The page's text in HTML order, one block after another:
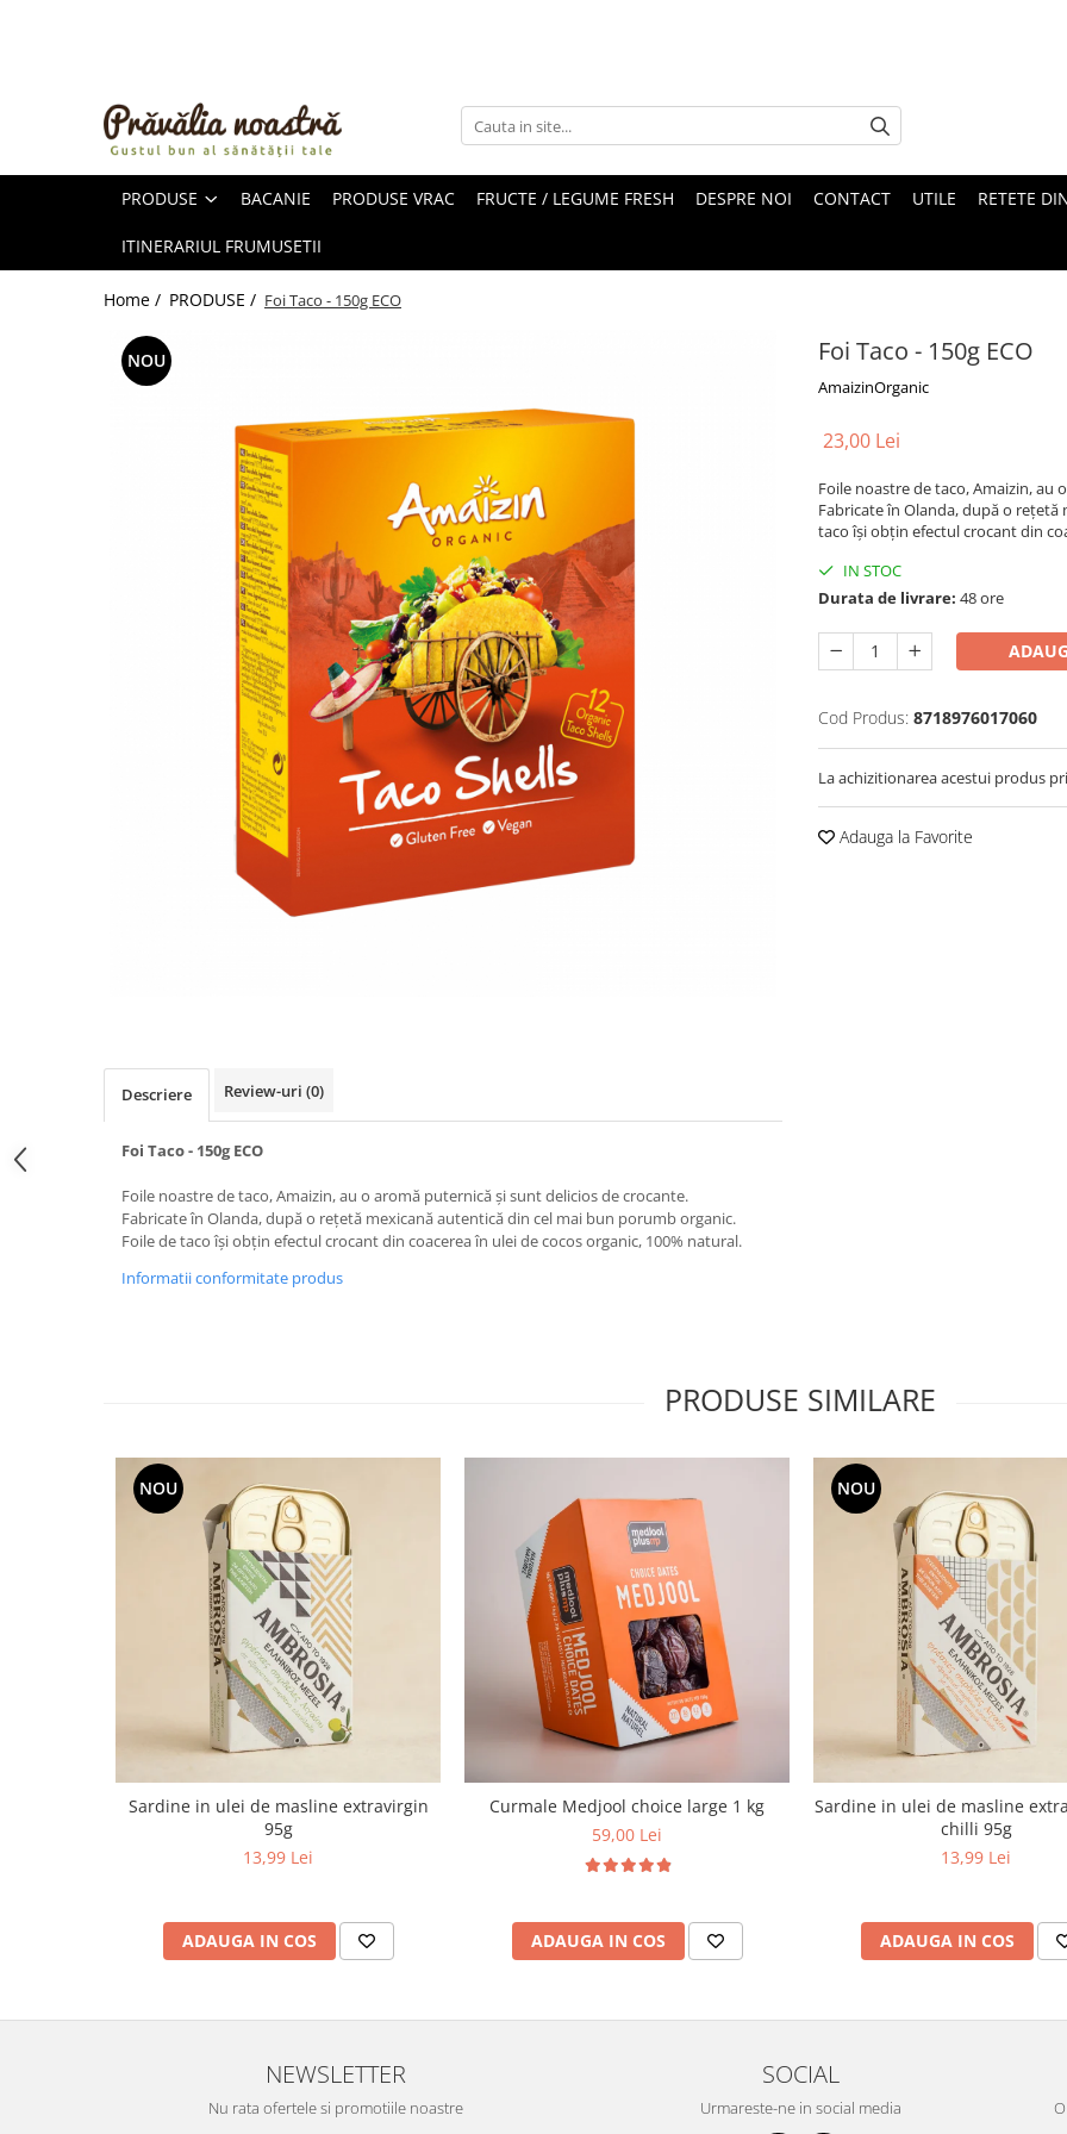
ULEIURI ȘI UNTURI
FRUCTE DESHIDRATATE
FRUCTE LA CONSERVĂ
OȚETURI ȘI SOSURI
CREME ȘI PASTE TARTINABILE
PRODUSE BACANIE PRODUSE VRAC FRUCTE / LEGUME FRESH DESPRE NOI CONTACT UTILE RETETE
ITINERARIUL FRUMUSETII
Home / PRODUSE / Foi Taco - 150g ECO
Foi Taco - 150g ECO
AmaizinOrganic
NOU
23,00 Lei
Foile noastre de taco, Amaizin, au
Fabricate în Olanda, după o
taco își obțin efectul crocant din
IN STOC
Durata de livrare: 48 ore
Cod Produs: 8718976017060
La achizitionarea acestui produs
Adauga la Favorite
Descriere Review-uri (0)
Foi Taco - 150g ECO
Foile noastre de taco, Amaizin, au o aromă puternică și sunt delicios de crocante.
Fabricate în Olanda, după o rețetă mexicană autentică din cel mai bun porumb organic.
Foile de taco își obțin efectul crocant din coacerea în ulei de cocos organic, 100% natural.
Informatii conformitate produs
PRODUSE SIMILARE
NOU
Sardine in ulei de masline extravirgin
95g
13,99 Lei
ADAUGA IN COS
Curmale Medjool choice large 1 kg
59,00 Lei
ADAUGA IN COS
NOU
Sardine in ulei de masline
chilli 95g
13,99 Lei
ADAUGA IN COS
NEWSLETTER
Nu rata ofertele si promotiile noastre
SOCIAL
Urmareste-ne in social media